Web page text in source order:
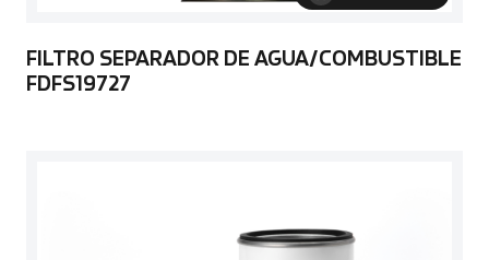
FILTRO SEPARADOR DE AGUA/COMBUSTIBLE
FDFS19727